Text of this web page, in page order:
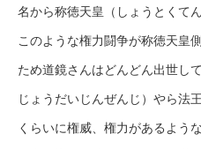
名から称徳天皇（しょうとくて
このような権力闘争が称徳天皇
ため道鏡さんはどんどん出世し
じょうだいじんぜんじ）やら法
くらいに権威、権力があるよう